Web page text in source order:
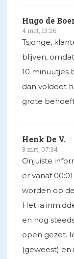
Hugo de
4 mrt, 13:26
Tsjonge,
blijven,
10 minuutjes
dan voldoet
grote
Henk De V.
3 mrt, 07:34
Onjuiste
er vanaf
worden op
Het ia
en nog
open gezet.
(geweest)